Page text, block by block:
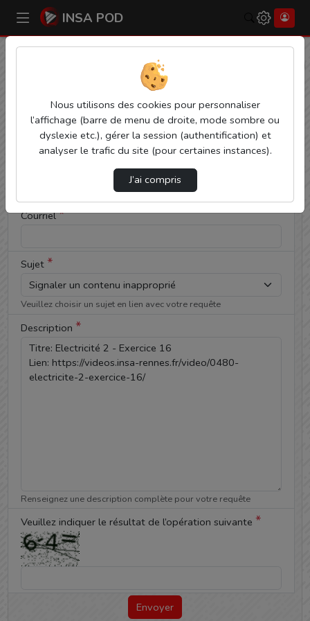
INSA POD Rechercher
Contactez nous
Votre message
Courriel*
Sujet*
Veuillez choisir un sujet en lien avec votre requête
Description*
Renseignez une description complète pour votre requête
Veuillez indiquer le résultat de l’opération suivante*
en métal
(obligatoire)
Envoyer
Nous utilisons des cookies pour personnaliser
l’affichage (barre de menu de droite, mode sombre ou
dyslexie etc.), gérer la session (authentification) et
analyser le trafic du site (pour certaines instances).
J’ai compris